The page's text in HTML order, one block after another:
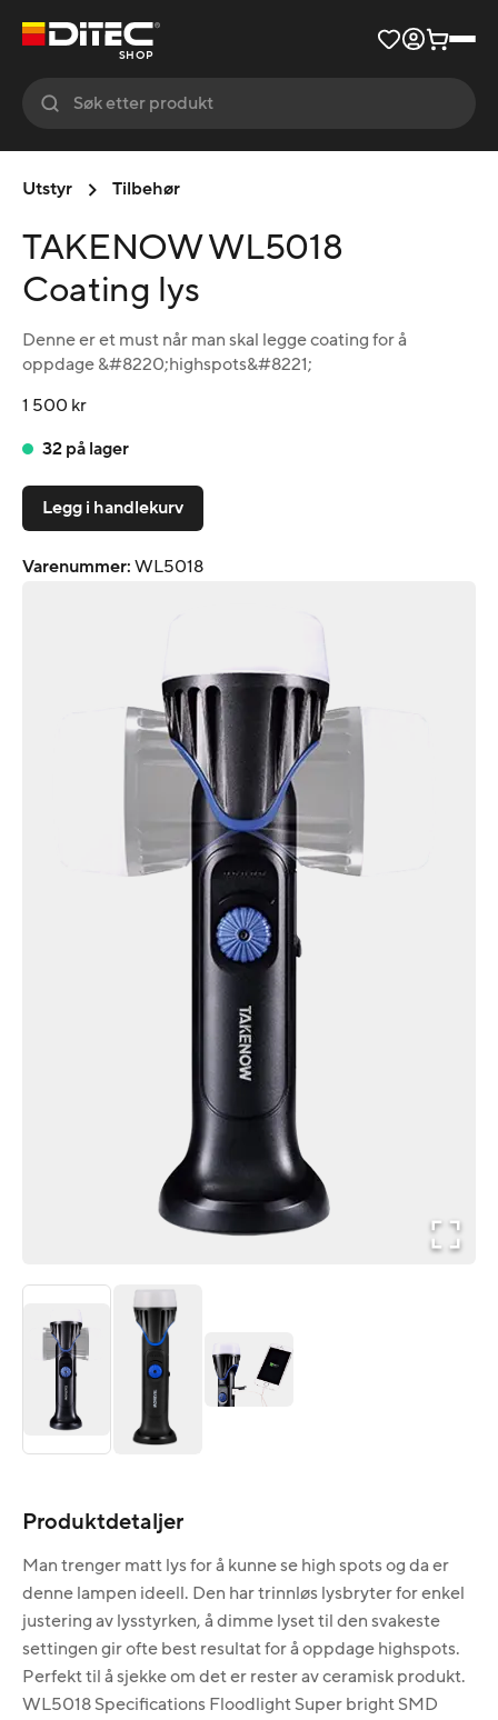
SHOP
Utstyr Tilbehør
TAKENOW WL5018
Coating lys
Denne er et must når man skal legge coating for å
oppdage &#8220;highspots&#8221;
1 500 kr
32 på lager
Legg i handlekurv
Varenummer: WL5018
Produktdetaljer
Man trenger matt lys for å kunne se high spots og da er
denne lampen ideell. Den har trinnløs lysbryter for enkel
justering av lysstyrken, å dimme lyset til den svakeste
settingen gir ofte best resultat for å oppdage highspots.
Perfekt til å sjekke om det er rester av ceramisk produkt.
WL5018 Specifications Floodlight Super bright SMD